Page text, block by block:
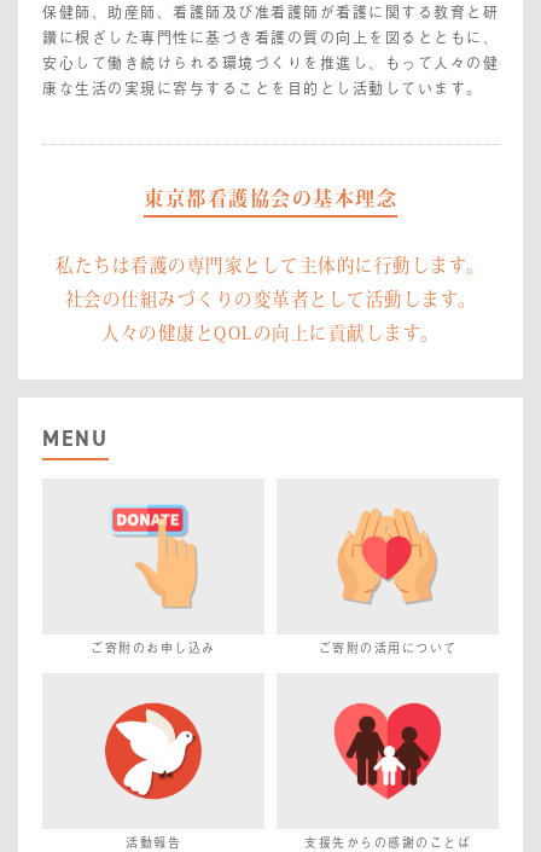
保健師、助産師、看護師及び准看護師が看護に関する教育と研
鑽に根ざした専門性に基づき看護の質の向上を図るとともに、
安心して働き続けられる環境づくりを推進し、もって人々の健
康な生活の実現に寄与することを目的とし活動しています。
東京都看護協会の基本理念
私たちは看護の専門家として主体的に行動します。
社会の仕組みづくりの変革者として活動します。
人々の健康とQOLの向上に貢献します。
MENU
ご寄附のお申し込み ご寄附の活用について
活動報告 支援先からの感謝のことば